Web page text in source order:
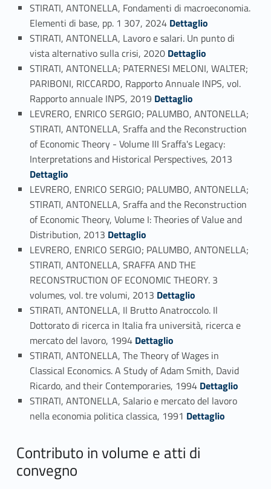
STIRATI, ANTONELLA, Fondamenti di macroeconomia.
Elementi di base, pp. 1 307, 2024 Link identifier #identifier_person_124224-71
Dettaglio
STIRATI, ANTONELLA, Lavoro e salari. Un punto di
vista alternativo sulla crisi, 2020 Link identifier #identifier_person_54250-72
Dettaglio
STIRATI, ANTONELLA; PATERNESI MELONI, WALTER;
PARIBONI, RICCARDO, Rapporto Annuale INPS, vol.
Rapporto annuale INPS, 2019 Link identifier #identifier_person_28498-73
Dettaglio
LEVRERO, ENRICO SERGIO; PALUMBO, ANTONELLA;
STIRATI, ANTONELLA, Sraffa and the Reconstruction
of Economic Theory - Volume III Sraffa's Legacy:
Interpretations and Historical Perspectives, 2013
Dettaglio
LEVRERO, ENRICO SERGIO; PALUMBO, ANTONELLA;
STIRATI, ANTONELLA, Sraffa and the Reconstruction
of Economic Theory, Volume I: Theories of Value and
Distribution, 2013 Link identifier #identifier_person_38789-75
Dettaglio
LEVRERO, ENRICO SERGIO; PALUMBO, ANTONELLA;
STIRATI, ANTONELLA, SRAFFA AND THE
RECONSTRUCTION OF ECONOMIC THEORY. 3
volumes, vol. tre volumi, 2013 Link identifier #identifier_person_164998-76
Dettaglio
STIRATI, ANTONELLA, Il Brutto Anatroccolo. Il
Dottorato di ricerca in Italia fra università, ricerca e
mercato del lavoro, 1994 Link identifier #identifier_person_25734-77
Dettaglio
STIRATI, ANTONELLA, The Theory of Wages in
Classical Economics. A Study of Adam Smith, David
Ricardo, and their Contemporaries, 1994 Link identifier #identifier_person_56209-78
Dettaglio
STIRATI, ANTONELLA, Salario e mercato del lavoro
nella economia politica classica, 1991 Link identifier #identifier_person_103289-79
Dettaglio
Contributo in volume e atti di
convegno